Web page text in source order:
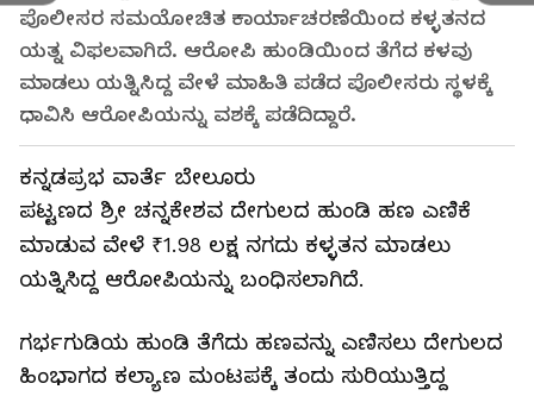
ಪೊಲೀಸರ ಸಮಯೋಚಿತ ಕಾರ್ಯಾಚರಣೆಯಿಂದ ಕಳ್ಳತನದ
ಯತ್ನ ವಿಫಲವಾಗಿದೆ. ಆರೋಪಿ ಹುಂಡಿಯಿಂದ ತೆಗೆದ ಕಳವು
ಮಾಡಲು ಯತ್ನಿಸಿದ್ದ ವೇಳೆ ಮಾಹಿತಿ ಪಡೆದ ಪೊಲೀಸರು ಸ್ಥಳಕ್ಕೆ
ಧಾವಿಸಿ ಆರೋಪಿಯನ್ನು ವಶಕ್ಕೆ ಪಡೆದಿದ್ದಾರೆ.
ಕನ್ನಡಪ್ರಭ ವಾರ್ತೆ ಬೇಲೂರು
ಪಟ್ಟಣದ ಶ್ರೀ ಚನ್ನಕೇಶವ ದೇಗುಲದ ಹುಂಡಿ ಹಣ ಎಣಿಕೆ
ಮಾಡುವ ವೇಳೆ ₹1.98 ಲಕ್ಷ ನಗದು ಕಳ್ಳತನ ಮಾಡಲು
ಯತ್ನಿಸಿದ್ದ ಆರೋಪಿಯನ್ನು ಬಂಧಿಸಲಾಗಿದೆ.
ಗರ್ಭಗುಡಿಯ ಹುಂಡಿ ತೆಗೆದು ಹಣವನ್ನು ಎಣಿಸಲು ದೇಗುಲದ
ಹಿಂಭಾಗದ ಕಲ್ಯಾಣ ಮಂಟಪಕ್ಕೆ ತಂದು ಸುರಿಯುತ್ತಿದ್ದ